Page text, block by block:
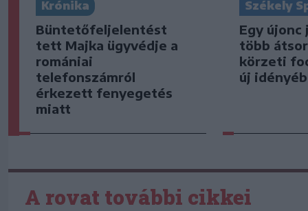
Krónika
Büntetőfeljelentést
tett Majka ügyvédje a
romániai
telefonszámról
érkezett fenyegetés
miatt
Székely
Egy
több
körzeti
új
A rovat további cikkei